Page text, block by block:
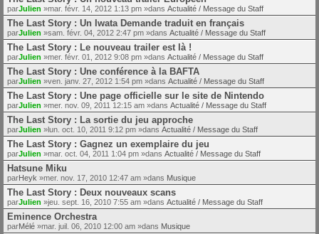
parJulien »mar. févr. 14, 2012 1:13 pm »dans Actualité / Message du Staff
The Last Story : Un Iwata Demande traduit en français
parJulien »sam. févr. 04, 2012 2:47 pm »dans Actualité / Message du Staff
The Last Story : Le nouveau trailer est là !
parJulien »mer. févr. 01, 2012 9:08 pm »dans Actualité / Message du Staff
The Last Story : Une conférence à la BAFTA
parJulien »ven. janv. 27, 2012 1:54 pm »dans Actualité / Message du Staff
The Last Story : Une page officielle sur le site de Nintendo
parJulien »mer. nov. 09, 2011 12:15 am »dans Actualité / Message du Staff
The Last Story : La sortie du jeu approche
parJulien »lun. oct. 10, 2011 9:12 pm »dans Actualité / Message du Staff
The Last Story : Gagnez un exemplaire du jeu
parJulien »mar. oct. 04, 2011 1:04 pm »dans Actualité / Message du Staff
Hatsune Miku
parHeyk »mer. nov. 17, 2010 12:47 am »dans Musique
The Last Story : Deux nouveaux scans
parJulien »jeu. sept. 16, 2010 7:55 am »dans Actualité / Message du Staff
Eminence Orchestra
parMélé »mar. juil. 06, 2010 12:00 am »dans Musique